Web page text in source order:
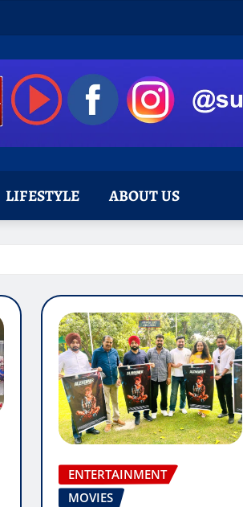
LIFESTYLE ABOUT US
ENTERTAINMENT
MOVIES